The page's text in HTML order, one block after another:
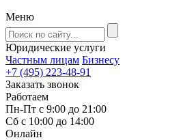
Меню
Юридические услуги
Частным лицам Бизнесу
+7 (495) 223-48-91
Заказать звонок
Работаем
Пн-Пт с 9:00 до 21:00
Сб с 10:00 до 14:00
Онлайн